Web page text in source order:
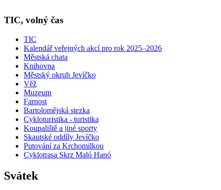
TIC, volný čas
TIC
Kalendář veřejných akcí pro rok 2025–2026
Městská chata
Knihovna
Městský okruh Jevíčko
Věž
Muzeum
Farnost
Bartolomějská stezka
Cykloturistika - turistika
Koupaliště a jiné sporty
Skautské oddíly Jevíčko
Putování za Krchomilkou
Cyklotrasa Skrz Maló Hanó
Svátek